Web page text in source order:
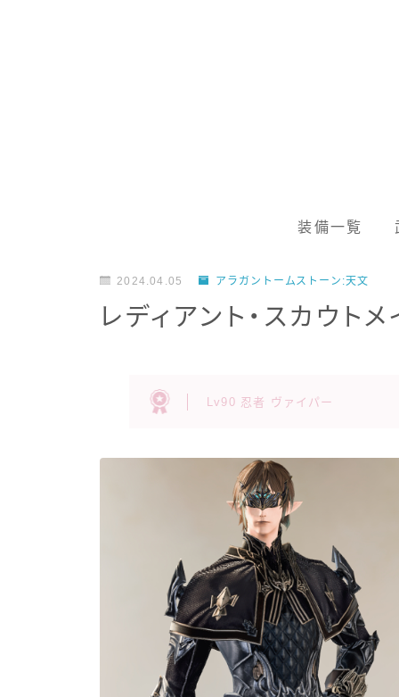
装備一覧
2024.04.05 アラガントームストーン:天文
レディアント・スカウト
Lv90 忍者 ヴァイパー